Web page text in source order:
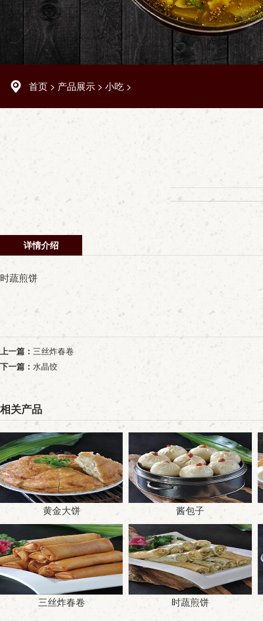
首页 > 产品展示 > 小吃 >
详情介绍
时蔬煎饼
上一篇： 三丝炸春卷
下一篇： 水晶饺
相关产品
黄金大饼 酱包子
三丝炸春卷 时蔬煎饼